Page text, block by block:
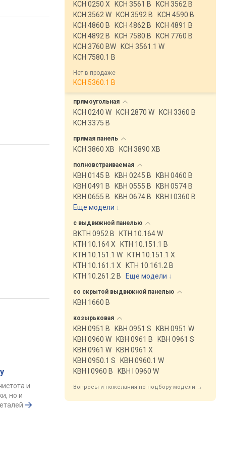
и
но и
KCH 0250 X
KCH 3561 B
KCH 3562 B
KCH 3562 W
KCH 3592 B
KCH 4590 B
KCH 4860 B
KCH 4862 B
KCH 4891 B
KCH 4892 B
KCH 7580 B
KCH 7760 B
KCH 3760 BW
KCH 3561.1 W
KCH 7580.1 B
Нет в продаже
KCH 5360.1 B
прямоугольная
KCH 0240 W KCH 2870 W
KCH 3360 B
KCH 3375 B
прямая панель
KCH 3860 XB KCH 3890 XB
полновстраиваемая
KBH 0145 B KBH 0245 B
KBH 0460 B
KBH 0491 B
KBH 0555 B
KBH 0574 B
KBH 0655 B
KBH 0674 B
KBH I 0360 B
Еще модели ↓
с выдвижной панелью
BKTH 0952 B
KTH 10.164 W
KTH 10.164 X
KTH 10.151.1 B
KTH 10.151.1 W
KTH 10.151.1 X
KTH 10.161.1 X
KTH 10.161.2 B
KTH 10.261.2 B
Еще модели ↓
со скрытой выдвижной панелью
KBH 1660 B
козырьковая
KBH 0951 B KBH 0951 S
KBH 0951 W
KBH 0960 W
KBH 0961 B
KBH 0961 S
KBH 0961 W
KBH 0961 X
KBH 0950.1 S
KBH 0960.1 W
KBH I 0960 B
KBH I 0960 W
Вопросы и пожелания по подбору модели →